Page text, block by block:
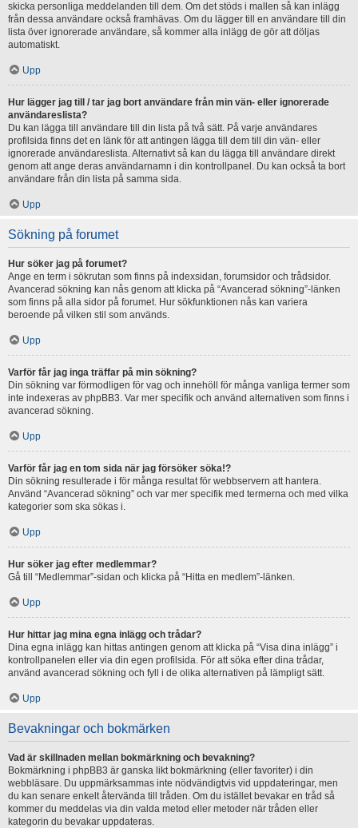
skicka personliga meddelanden till dem. Om det stöds i mallen så kan inlägg
från dessa användare också framhävas. Om du lägger till en användare till din
lista över ignorerade användare, så kommer alla inlägg de gör att döljas
automatiskt.
Upp
Hur lägger jag till / tar jag bort användare från min vän- eller ignorerade
användareslista?
Du kan lägga till användare till din lista på två sätt. På varje användares
profilsida finns det en länk för att antingen lägga till dem till din vän- eller
ignorerade användareslista. Alternativt så kan du lägga till användare direkt
genom att ange deras användarnamn i din kontrollpanel. Du kan också ta bort
användare från din lista på samma sida.
Upp
Sökning på forumet
Hur söker jag på forumet?
Ange en term i sökrutan som finns på indexsidan, forumsidor och trådsidor.
Avancerad sökning kan nås genom att klicka på “Avancerad sökning”-länken
som finns på alla sidor på forumet. Hur sökfunktionen nås kan variera
beroende på vilken stil som används.
Upp
Varför får jag inga träffar på min sökning?
Din sökning var förmodligen för vag och innehöll för många vanliga termer som
inte indexeras av phpBB3. Var mer specifik och använd alternativen som finns i
avancerad sökning.
Upp
Varför får jag en tom sida när jag försöker söka!?
Din sökning resulterade i för många resultat för webbservern att hantera.
Använd “Avancerad sökning” och var mer specifik med termerna och med vilka
kategorier som ska sökas i.
Upp
Hur söker jag efter medlemmar?
Gå till “Medlemmar”-sidan och klicka på “Hitta en medlem”-länken.
Upp
Hur hittar jag mina egna inlägg och trådar?
Dina egna inlägg kan hittas antingen genom att klicka på “Visa dina inlägg” i
kontrollpanelen eller via din egen profilsida. För att söka efter dina trådar,
använd avancerad sökning och fyll i de olika alternativen på lämpligt sätt.
Upp
Bevakningar och bokmärken
Vad är skillnaden mellan bokmärkning och bevakning?
Bokmärkning i phpBB3 är ganska likt bokmärkning (eller favoriter) i din
webbläsare. Du uppmärksammas inte nödvändigtvis vid uppdateringar, men
du kan senare enkelt återvända till tråden. Om du istället bevakar en tråd så
kommer du meddelas via din valda metod eller metoder när tråden eller
kategorin du bevakar uppdateras.